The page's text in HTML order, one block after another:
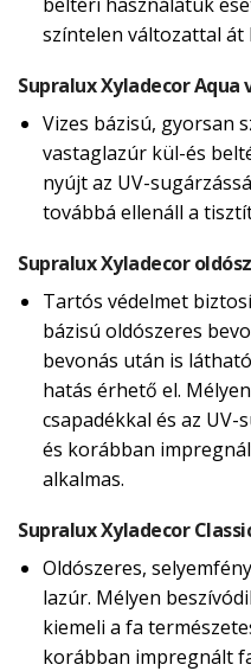
színtelen változattal át
Supralux Xyladecor
Vizes bázisú, gyorsan
vastaglazúr kül-és
nyújt az UV-
továbbá ellenáll a
Supralux Xyladecor
Tartós védelmet
bázisú oldószeres
bevonás után is
hatás érhető el.
csapadékkal és az
és korábban
alkalmas.
Supralux Xyladecor
Oldószeres,
lazúr. Mélyen
kiemeli a fa
korábban impregnált